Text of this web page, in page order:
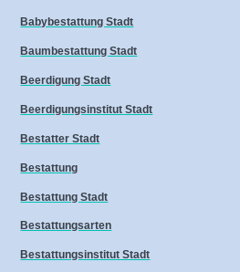
Babybestattung Stadt
Baumbestattung Stadt
Beerdigung Stadt
Beerdigungsinstitut Stadt
Bestatter Stadt
Bestattung
Bestattung Stadt
Bestattungsarten
Bestattungsinstitut Stadt